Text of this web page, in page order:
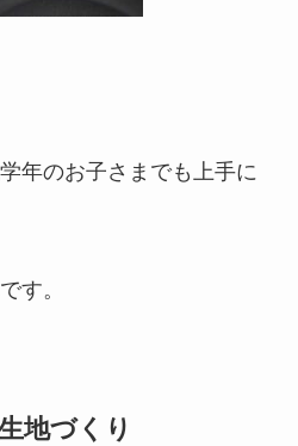
年のお子さまでも上手に
す。
地づくり